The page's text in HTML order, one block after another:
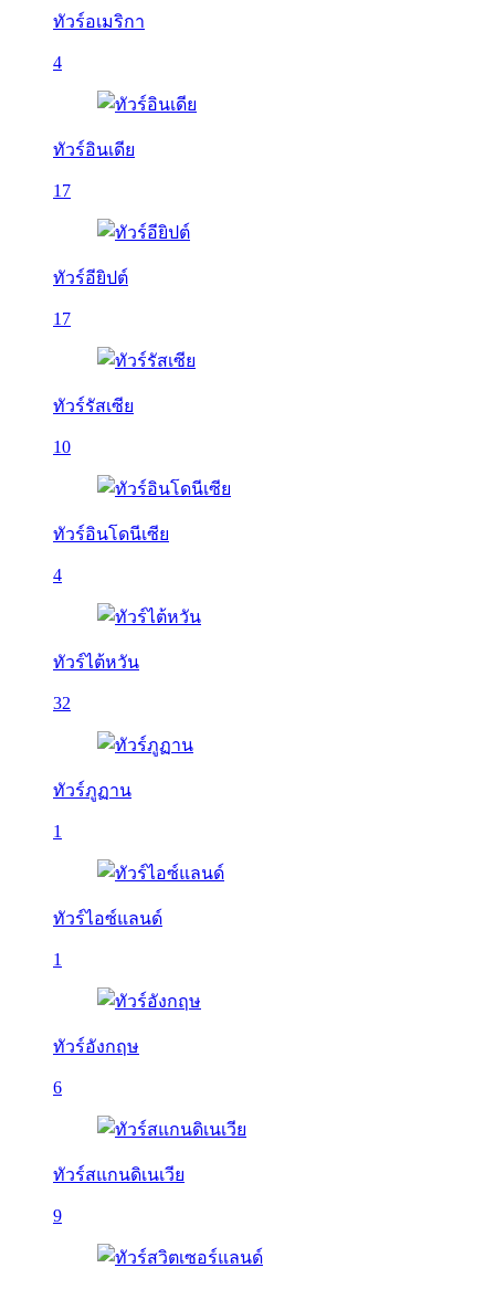
ทัวร์อเมริกา
4
ทัวร์อินเดีย
17
ทัวร์อียิปต์
17
ทัวร์รัสเซีย
10
ทัวร์อินโดนีเซีย
4
ทัวร์ไต้หวัน
32
ทัวร์ภูฏาน
1
ทัวร์ไอซ์แลนด์
1
ทัวร์อังกฤษ
6
ทัวร์สแกนดิเนเวีย
9